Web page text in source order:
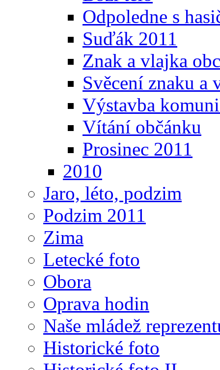
Odpoledne s
Suďák 2011
Znak a vlajka
Svěcení znaku a
Výstavba
Vítání občánku
Prosinec 2011
2010
Jaro, léto, podzim
Podzim 2011
Zima
Letecké foto
Obora
Oprava hodin
Naše mládež
Historické foto